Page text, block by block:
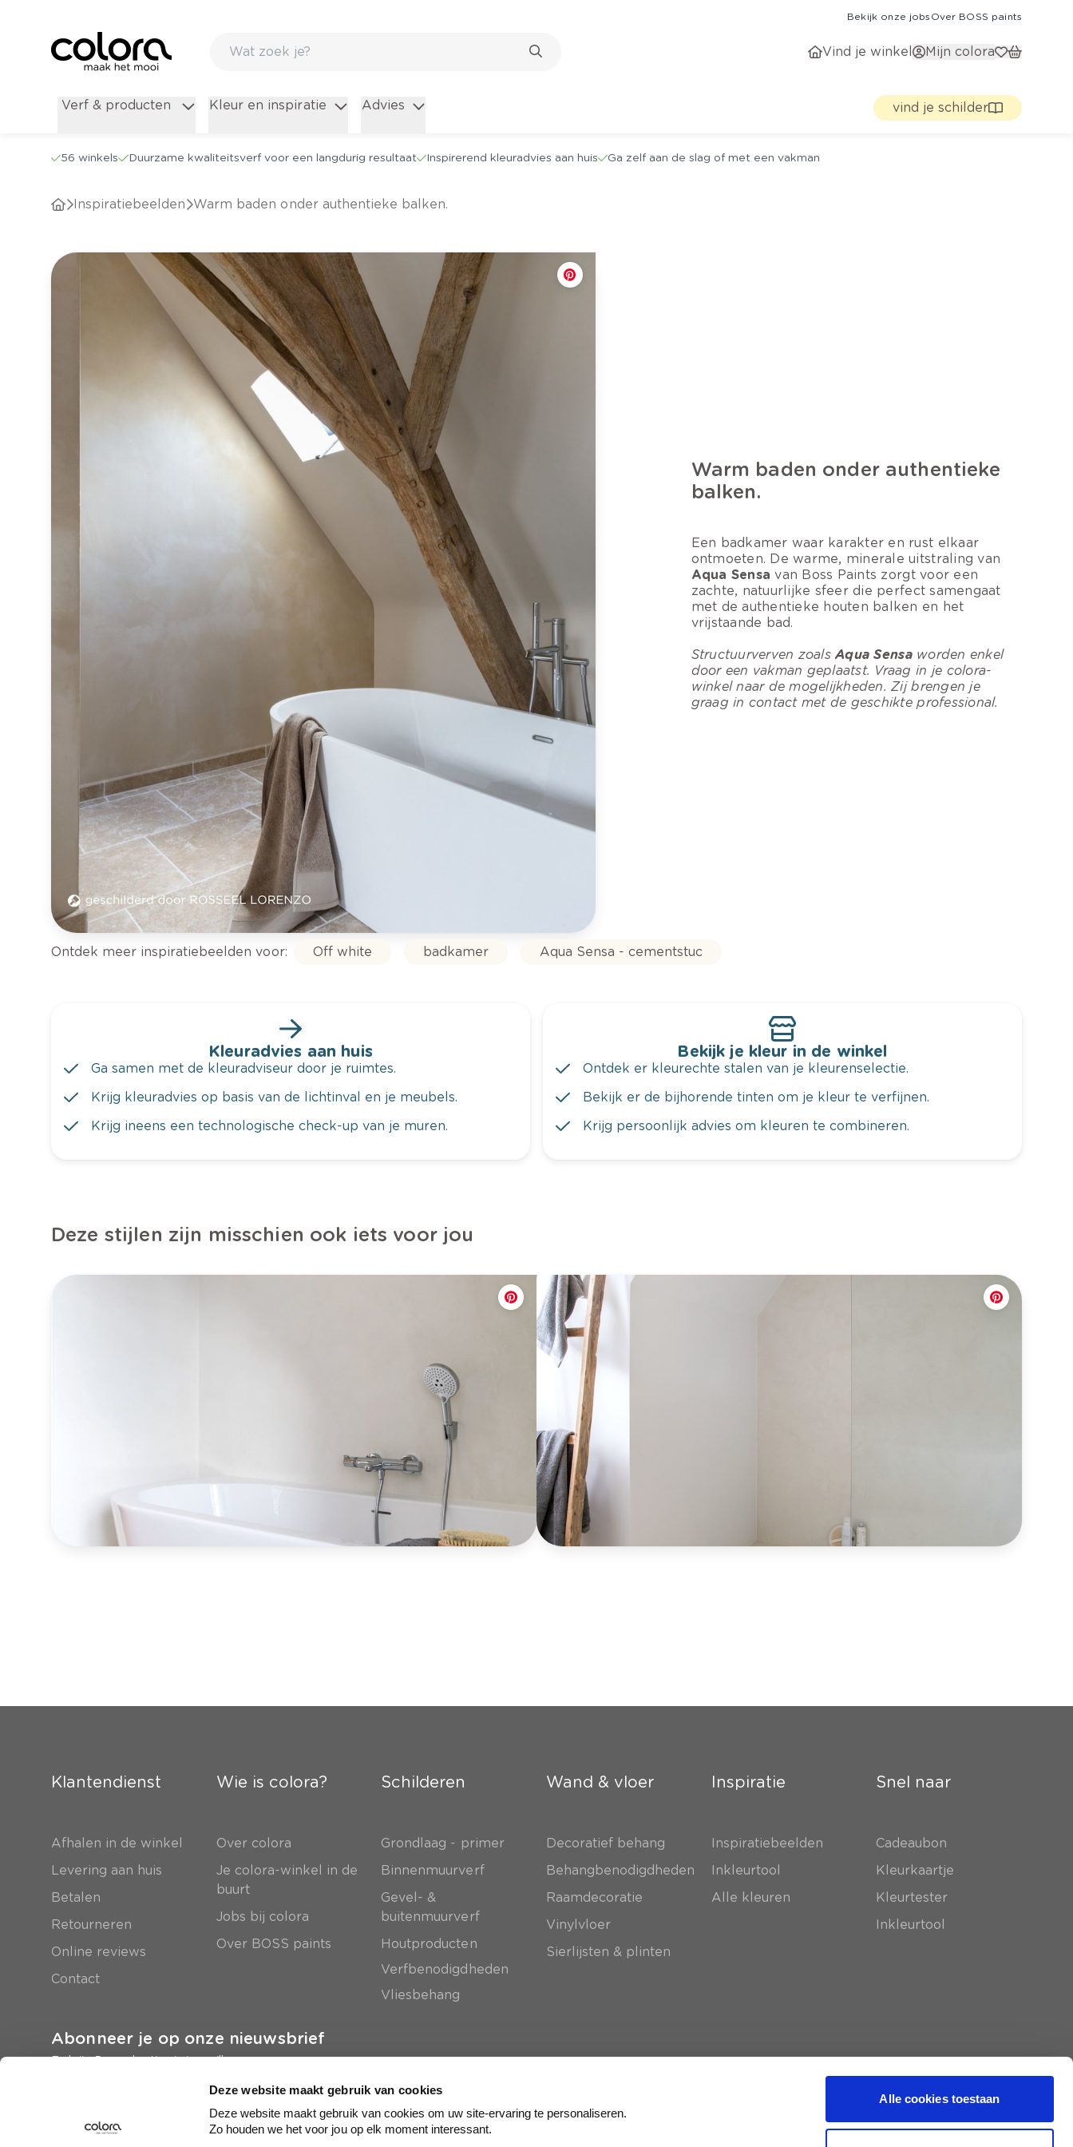
Deze website maakt gebruik van cookies
Deze website maakt gebruik van cookies om uw site-ervaring te personaliseren.
Zo houden we het voor jou op elk moment interessant.
Alle cookies toestaan
Bekijk onze jobs Over BOSS paints
Vind je winkel Mijn colora
Verf & producten Kleur en inspiratie Advies vind je schilder
56 winkels Duurzame kwaliteitsverf voor een langdurig resultaat Inspirerend kleuradvies aan huis Ga zelf aan de slag of met een vakman
Inspiratiebeelden Warm baden onder authentieke balken.
Warm baden onder authentieke
balken.
Een badkamer waar karakter en rust elkaar
ontmoeten. De warme, minerale uitstraling van
Aqua Sensa van Boss Paints zorgt voor een
zachte, natuurlijke sfeer die perfect samengaat
met de authentieke houten balken en het
vrijstaande bad.
Structuurverven zoalsAqua Sensaworden enkel
door een vakman geplaatst. Vraag in je colora-
winkel naar de mogelijkheden. Zij brengen je
graag in contact met de geschikte professional.
Ontdek meer inspiratiebeelden voor: Off white badkamer Aqua Sensa - cementstuc
Kleuradvies aan huis
Ga samen met de kleuradviseur door je ruimtes.
Krijg kleuradvies op basis van de lichtinval en je meubels.
Krijg ineens een technologische check-up van je muren.
Bekijk je kleur in de winkel
Ontdek er kleurechte stalen van je kleurenselectie.
Bekijk er de bijhorende tinten om je kleur te verfijnen.
Krijg persoonlijk advies om kleuren te combineren.
Deze stijlen zijn misschien ook iets voor jou
Klantendienst
Afhalen in de winkel
Levering aan huis
Betalen
Retourneren
Online reviews
Contact
Wie is colora?
Over colora
Je colora-winkel in de
buurt
Jobs bij colora
Over BOSS paints
Schilderen
Grondlaag - primer
Binnenmuurverf
Gevel- &
buitenmuurverf
Houtproducten
Verfbenodigdheden
Vliesbehang
Wand & vloer
Decoratief behang
Behangbenodigdheden
Raamdecoratie
Vinylvloer
Sierlijsten & plinten
Inspiratie
Inspiratiebeelden
Inkleurtool
Alle kleuren
Snel naar
Cadeaubon
Kleurkaartje
Kleurtester
Inkleurtool
Abonneer je op onze nieuwsbrief
En krijg 5 euro korting in je mailbox
Inschrijven